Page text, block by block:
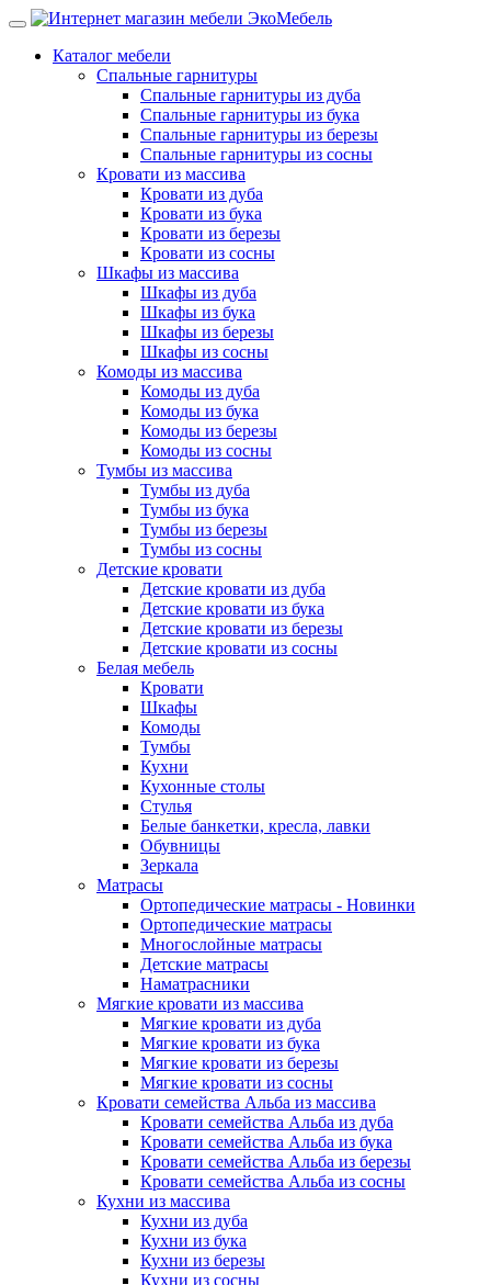
Каталог мебели
Спальные гарнитуры
Спальные гарнитуры из дуба
Спальные гарнитуры из бука
Спальные гарнитуры из березы
Спальные гарнитуры из сосны
Кровати из массива
Кровати из дуба
Кровати из бука
Кровати из березы
Кровати из сосны
Шкафы из массива
Шкафы из дуба
Шкафы из бука
Шкафы из березы
Шкафы из сосны
Комоды из массива
Комоды из дуба
Комоды из бука
Комоды из березы
Комоды из сосны
Тумбы из массива
Тумбы из дуба
Тумбы из бука
Тумбы из березы
Тумбы из сосны
Детские кровати
Детские кровати из дуба
Детские кровати из бука
Детские кровати из березы
Детские кровати из сосны
Белая мебель
Кровати
Шкафы
Комоды
Тумбы
Кухни
Кухонные столы
Стулья
Белые банкетки, кресла, лавки
Обувницы
Зеркала
Матрасы
Ортопедические матрасы - Новинки
Ортопедические матрасы
Многослойные матрасы
Детские матрасы
Наматрасники
Мягкие кровати из массива
Мягкие кровати из дуба
Мягкие кровати из бука
Мягкие кровати из березы
Мягкие кровати из сосны
Кровати семейства Альба из массива
Кровати семейства Альба из дуба
Кровати семейства Альба из бука
Кровати семейства Альба из березы
Кровати семейства Альба из сосны
Кухни из массива
Кухни из дуба
Кухни из бука
Кухни из березы
Кухни из сосны